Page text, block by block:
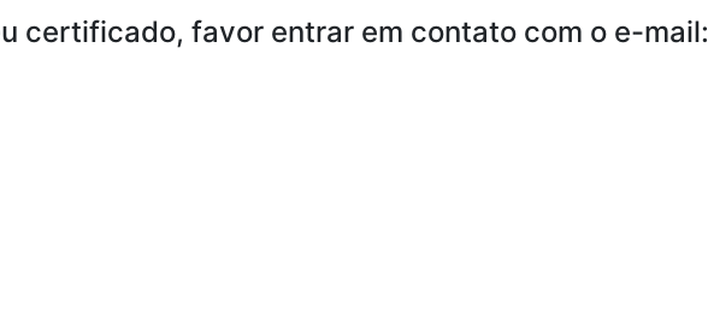
certificado, favor entrar em contato com o e-mail: